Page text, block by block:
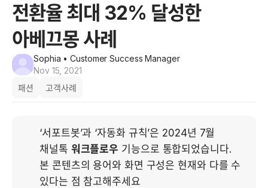
전환율 최대 32% 달성한
아베끄몽 사례
Sophia • Customer Success Manager
Nov 15, 2021
패션
고객사례
‘서포트봇’과 ‘자동화 규칙’은 2024년 7월
채널톡 워크플로우 기능으로 통합되었습니다.
본 콘텐츠의 용어와 화면 구성은 현재와 다를 수
있다는 점 참고해주세요